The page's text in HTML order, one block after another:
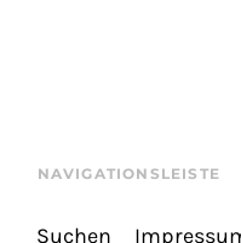
NAVIGATIONSLEISTE
Suchen